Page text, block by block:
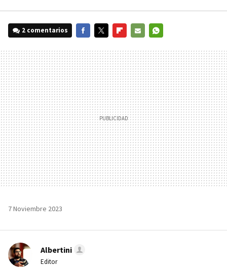
2 comentarios
MAIL
7 Noviembre 2023
Albertini
Editor